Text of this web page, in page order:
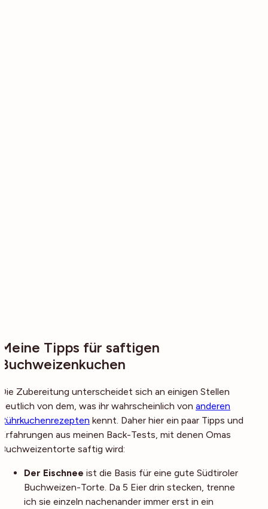
Meine Tipps für saftigen
Buchweizenkuchen
Die Zubereitung unterscheidet sich an einigen Stellen
deutlich von dem, was ihr wahrscheinlich von anderen
Rührkuchenrezepten kennt. Daher hier ein paar Tipps und
Erfahrungen aus meinen Back-Tests, mit denen Omas
Buchweizentorte saftig wird:
Der Eischnee ist die Basis für eine gute Südtiroler
Buchweizen-Torte. Da 5 Eier drin stecken, trenne
ich sie einzeln nachenander immer erst in ein